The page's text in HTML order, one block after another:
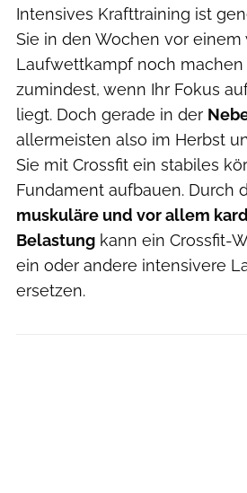
Intensives Krafttraining ist
Sie in den Wochen vor einem
Laufwettkampf noch machen
zumindest, wenn Ihr Fokus
liegt. Doch gerade in der
allermeisten also im Herbst
Sie mit Crossfit ein stabiles
Fundament aufbauen. Durch
muskuläre und vor allem
Belastung kann ein Crossfit-
ein oder andere intensivere
ersetzen.